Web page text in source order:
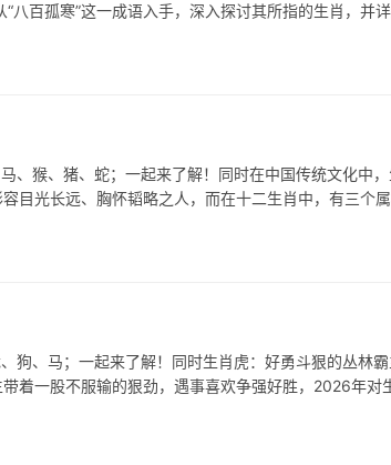
百孤寒”这一成语入手，深入探讨其所指的生肖，并
、猴、猪、蛇；一起来了解！同时在中国传统文化中，
目光长远、胸怀韬略之人，而在十二生肖中，有三个
狗、马；一起来了解！同时生肖虎：好勇斗狠的丛林霸
着一股不服输的狠劲，遇事喜欢争强好胜，2026年对